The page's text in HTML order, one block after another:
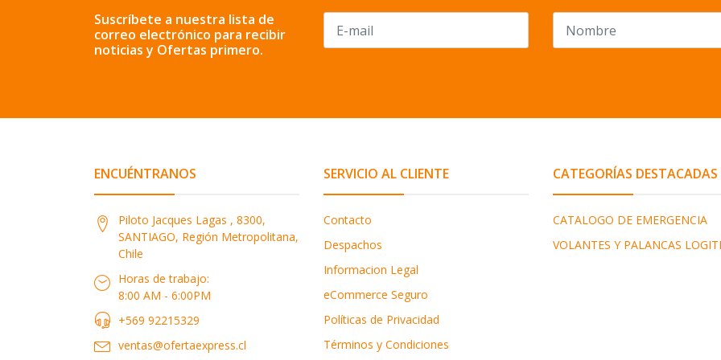
Suscríbete a nuestra lista de
correo electrónico para recibir
noticias y Ofertas primero.
ENCUÉNTRANOS
Piloto Jacques Lagas , 8300,
SANTIAGO, Región Metropolitana,
Chile
Horas de trabajo:
8:00 AM - 6:00PM
+569 92215329
ventas@ofertaexpress.cl
SERVICIO AL CLIENTE
Contacto
Despachos
Informacion Legal
eCommerce Seguro
Políticas de Privacidad
Términos y Condiciones
CATEGORÍAS DESTACADAS
CATALOGO DE EMERGENCIA
VOLANTES Y PALANCAS